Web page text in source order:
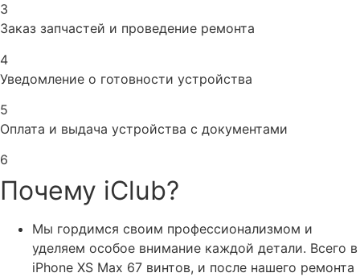
3
Заказ запчастей и проведение ремонта
4
Уведомление о готовности устройства
5
Оплата и выдача устройства с документами
6
Почему iClub?
Мы гордимся своим профессионализмом и
уделяем особое внимание каждой детали. Всего в
iPhone XS Max 67 винтов, и после нашего ремонта